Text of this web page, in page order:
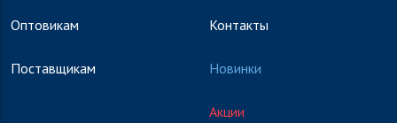
Оптовикам
Поставщикам
Контакты
Новинки
Акции